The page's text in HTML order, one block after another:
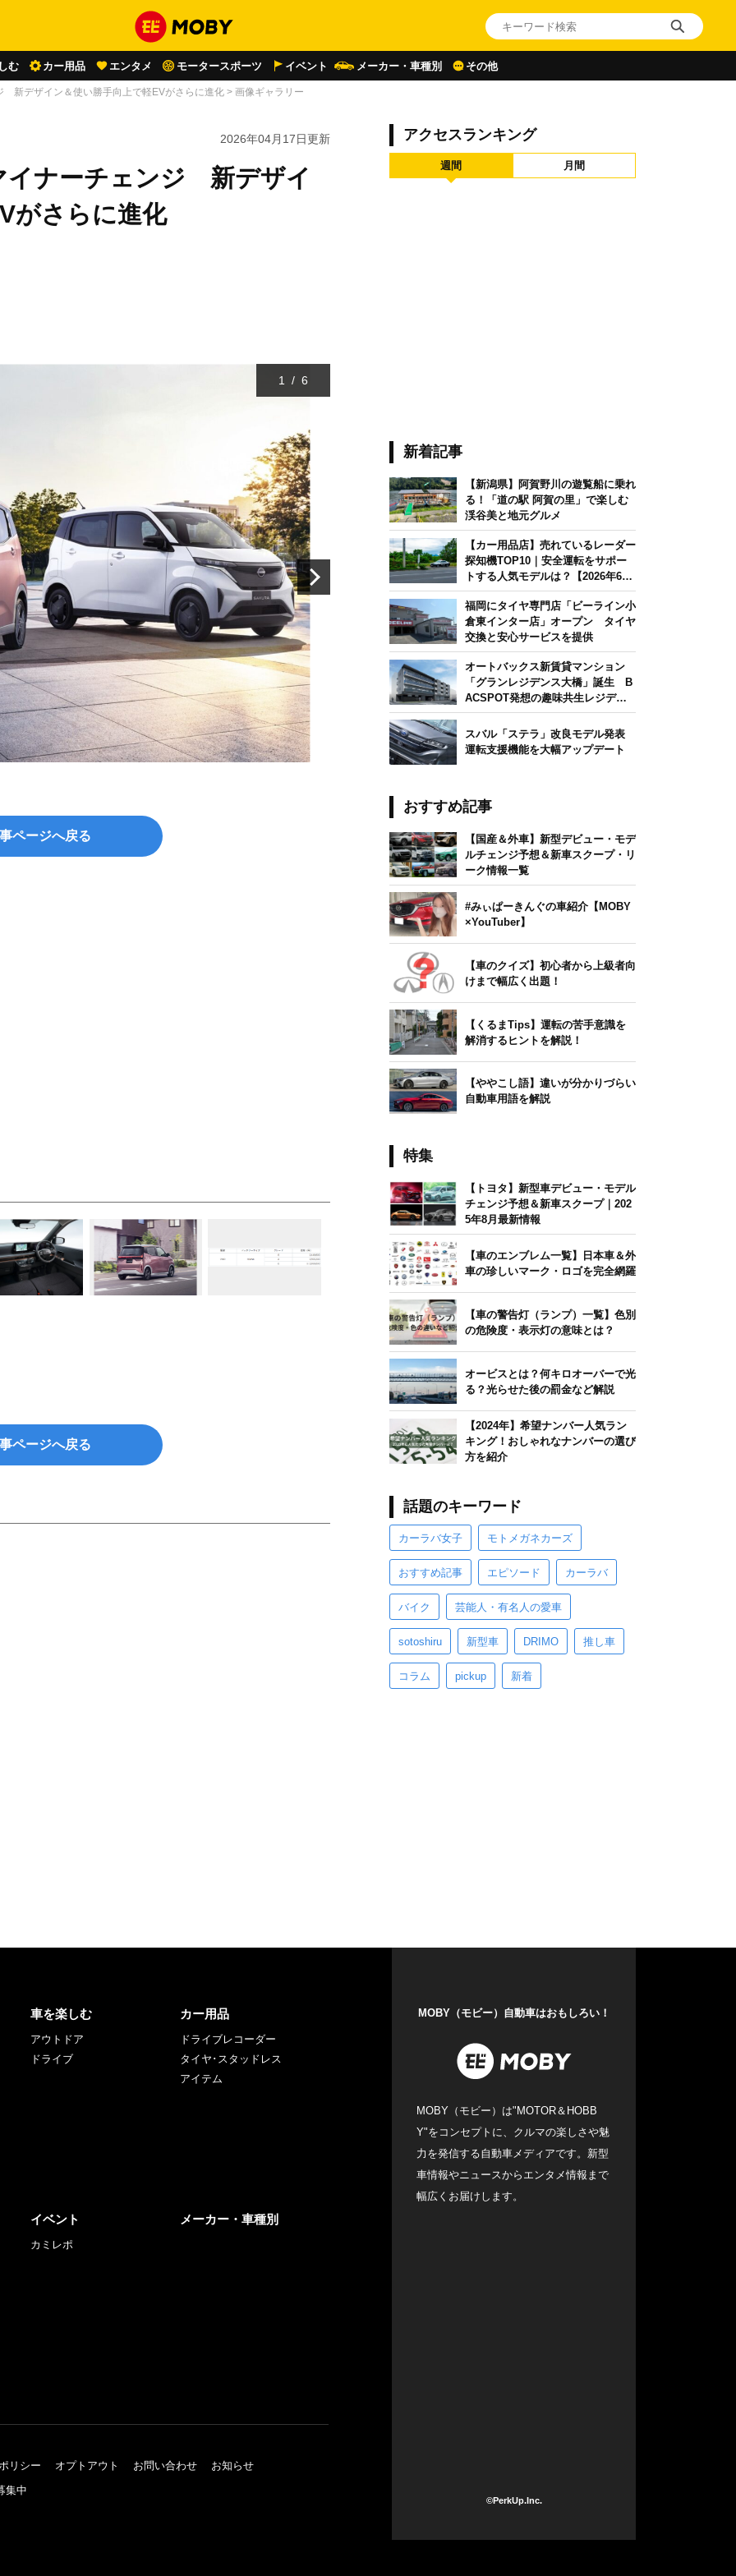
む カー用品 エンタメ モータースポーツ イベント メーカー・車種別 その他
新デザイン＆使い勝手向上で軽EVがさらに進化 > 画像ギャラリー
2026年04月17日更新
イナーチェンジ 新デザイ
がさらに進化
1 / 6
ページへ戻る
ページへ戻る
アクセスランキング
週間 月間
新着記事
【新潟県】阿賀野川の遊覧船に乗れ
る！「道の駅 阿賀の里」で楽しむ
渓谷美と地元グルメ
【カー用品店】売れているレーダー
探知機TOP10｜安全運転をサポー
トする人気モデルは？【2026年6月
版】
福岡にタイヤ専門店「ビーライン小
倉東インター店」オープン タイヤ
交換と安心サービスを提供
オートバックス新賃貸マンション
「グランレジデンス大橋」誕生 B
ACSPOT発想の趣味共生レジデン
ス
スバル「ステラ」改良モデル発表
運転支援機能を大幅アップデート
おすすめ記事
【国産＆外車】新型デビュー・モデ
ルチェンジ予想＆新車スクープ・リ
ーク情報一覧
#みぃぱーきんぐの車紹介【MOBY
×YouTuber】
【車のクイズ】初心者から上級者向
けまで幅広く出題！
【くるまTips】運転の苦手意識を
解消するヒントを解説！
【ややこし語】違いが分かりづらい
自動車用語を解説
特集
【トヨタ】新型車デビュー・モデル
チェンジ予想＆新車スクープ｜202
5年8月最新情報
【車のエンブレム一覧】日本車＆外
車の珍しいマーク・ロゴを完全網羅
【車の警告灯（ランプ）一覧】色別
の危険度・表示灯の意味とは？
オービスとは？何キロオーバーで光
る？光らせた後の罰金など解説
【2024年】希望ナンバー人気ラン
キング！おしゃれなナンバーの選び
方を紹介
話題のキーワード
カーラバ女子 モトメガネカーズ
おすすめ記事 エピソード カーラバ
バイク 芸能人・有名人の愛車
sotoshiru 新型車 DRIMO 推し車
コラム pickup 新着
車を楽しむ
アウトドア
ドライブ
カー用品
ドライブレコーダー
タイヤ･スタッドレス
アイテム
イベント
カミレポ
メーカー・車種別
リシー オプトアウト お問い合わせ
お知らせ
集中
MOBY（モビー）自動車はおもしろい！
MOBY（モビー）は"MOTOR＆HOBB
Y"をコンセプトに、クルマの楽しさや魅
力を発信する自動車メディアです。新型
車情報やニュースからエンタメ情報まで
幅広くお届けします。
©PerkUp.Inc.